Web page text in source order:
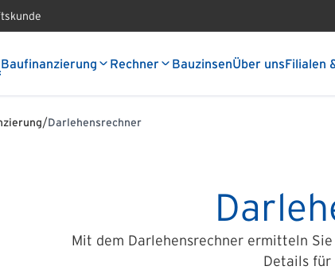
Baufinanzierung Rechner BauzinsenÜber unsFilialen
/Darlehensrechner
Mit dem Darlehensrechner ermitteln
Details für